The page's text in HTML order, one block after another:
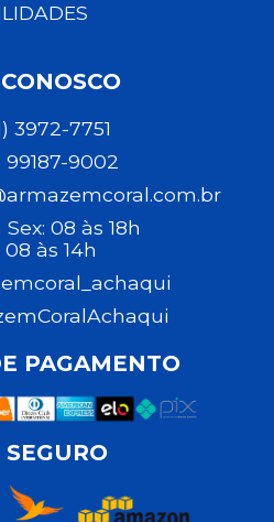
3972-7751
99187-9002
Sex: 08 às 18h
08 às 14h
PAGAMENTO
SEGURO